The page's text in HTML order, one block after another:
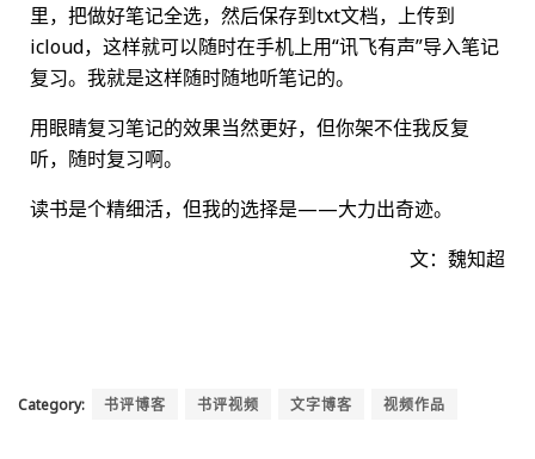
里，把做好笔记全选，然后保存到txt文档，上传到
icloud，这样就可以随时在手机上用“讯飞有声”导入笔记
复习。我就是这样随时随地听笔记的。
用眼睛复习笔记的效果当然更好，但你架不住我反复
听，随时复习啊。
读书是个精细活，但我的选择是——大力出奇迹。
文：魏知超
Category: 书评博客 书评视频 文字博客 视频作品